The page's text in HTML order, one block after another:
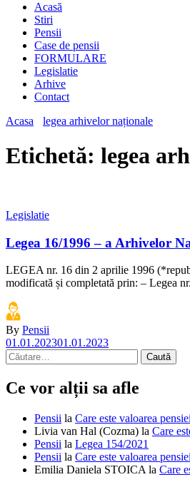
Acasă
Stiri
Pensii
Case de pensii
FORMULARE
Legislatie
Arhive
Contact
Acasa
legea arhivelor naționale
Etichetă: legea
Legislatie
Legea 16/1996 – a Arhivelor
LEGEA nr. 16 din 2 aprilie 1996
modificată și completată prin: – Legea
By Pensii
01.01.202301.01.2023
Caută
după:
Ce vor alții sa afle
Pensii la Care este valoarea
Livia van Hal (Cozma) la Care
Pensii la Legea 154/2021
Pensii la Care este valoarea
Emilia Daniela STOICA la Care